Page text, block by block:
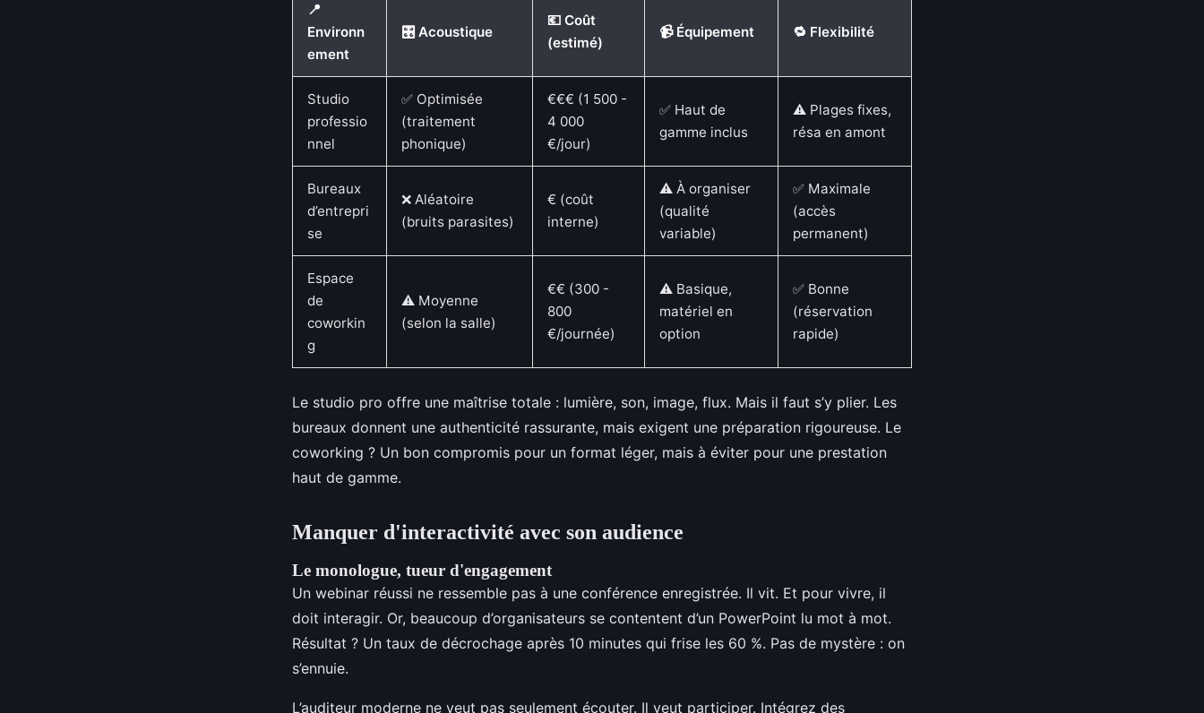
📍
Environn
ement
🎛️ Acoustique
💶 Coût
(estimé)
📹 Équipement 🔁 Flexibilité
Studio
professio
nnel
✅ Optimisée
(traitement
phonique)
€€€ (1 500 -
4 000
€/jour)
✅ Haut de
gamme inclus
⚠️ Plages fixes,
résa en amont
Bureaux
d’entrepri
se
❌ Aléatoire
(bruits parasites)
€ (coût
interne)
⚠️ À organiser
(qualité
variable)
✅ Maximale
(accès
permanent)
Espace
de
coworkin
g
⚠️ Moyenne
(selon la salle)
€€ (300 -
800
€/journée)
⚠️ Basique,
matériel en
option
✅ Bonne
(réservation
rapide)
Le studio pro offre une maîtrise totale : lumière, son, image, flux. Mais il faut s’y plier. Les
bureaux donnent une authenticité rassurante, mais exigent une préparation rigoureuse. Le
coworking ? Un bon compromis pour un format léger, mais à éviter pour une prestation
haut de gamme.
Manquer d'interactivité avec son audience
Le monologue, tueur d'engagement
Un webinar réussi ne ressemble pas à une conférence enregistrée. Il vit. Et pour vivre, il
doit interagir. Or, beaucoup d’organisateurs se contentent d’un PowerPoint lu mot à mot.
Résultat ? Un taux de décrochage après 10 minutes qui frise les 60 %. Pas de mystère : on
s’ennuie.
L’auditeur moderne ne veut pas seulement écouter. Il veut participer. Intégrez des